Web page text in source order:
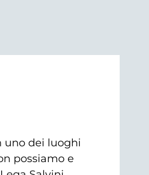
uno dei luoghi
possiamo e